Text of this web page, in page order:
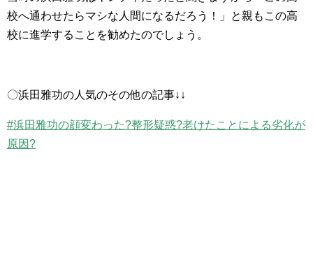
校へ通わせたらマシな人間になるだろう！」と親もこの高
校に進学することを勧めたのでしょう。
〇浜田雅功の人気のその他の記事↓↓
#浜田雅功の顔変わった?整形疑惑?老けたことによる劣化が
原因?